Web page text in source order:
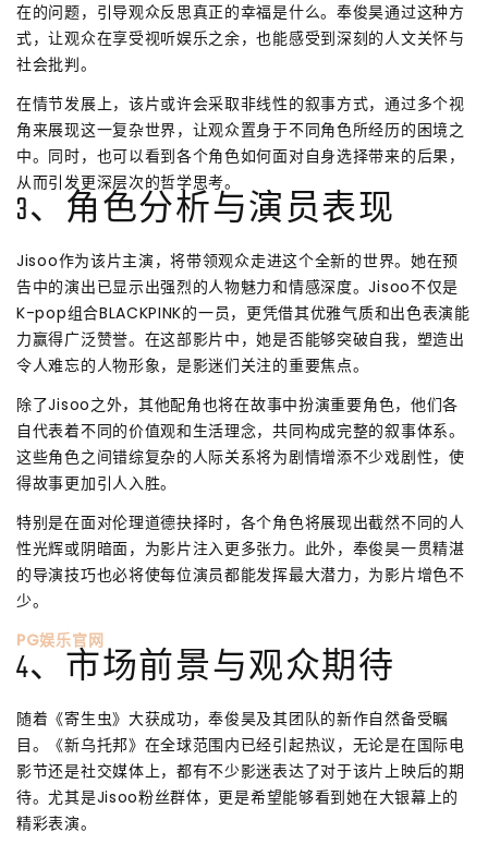
在的问题，引导观众反思真正的幸福是什么。奉俊昊通过这种方
式，让观众在享受视听娱乐之余，也能感受到深刻的人文关怀与
社会批判。
在情节发展上，该片或许会采取非线性的叙事方式，通过多个视
角来展现这一复杂世界，让观众置身于不同角色所经历的困境之
中。同时，也可以看到各个角色如何面对自身选择带来的后果，
从而引发更深层次的哲学思考。
3、角色分析与演员表现
Jisoo作为该片主演，将带领观众走进这个全新的世界。她在预
告中的演出已显示出强烈的人物魅力和情感深度。Jisoo不仅是
K-pop组合BLACKPINK的一员，更凭借其优雅气质和出色表演能
力赢得广泛赞誉。在这部影片中，她是否能够突破自我，塑造出
令人难忘的人物形象，是影迷们关注的重要焦点。
除了Jisoo之外，其他配角也将在故事中扮演重要角色，他们各
自代表着不同的价值观和生活理念，共同构成完整的叙事体系。
这些角色之间错综复杂的人际关系将为剧情增添不少戏剧性，使
得故事更加引人入胜。
特别是在面对伦理道德抉择时，各个角色将展现出截然不同的人
性光辉或阴暗面，为影片注入更多张力。此外，奉俊昊一贯精湛
的导演技巧也必将使每位演员都能发挥最大潜力，为影片增色不
少。
PG娱乐官网
4、市场前景与观众期待
随着《寄生虫》大获成功，奉俊昊及其团队的新作自然备受瞩
目。《新乌托邦》在全球范围内已经引起热议，无论是在国际电
影节还是社交媒体上，都有不少影迷表达了对于该片上映后的期
待。尤其是Jisoo粉丝群体，更是希望能够看到她在大银幕上的
精彩表演。